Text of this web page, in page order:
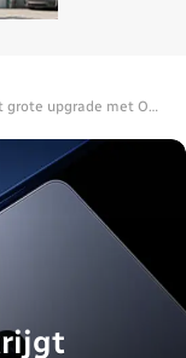
upgrade met One UI 8